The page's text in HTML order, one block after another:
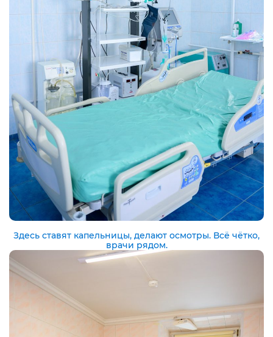
Здесь ставят капельницы, делают осмотры. Всё чётко,
врачи рядом.